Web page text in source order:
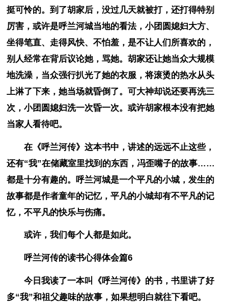
挺可怜的。到了胡家后，没过几天就被打，还打得特别
厉害，或许是呼兰河城当地的看法，小团圆媳妇大方、
坐得笔直、走得风快、不怕羞，是不让人们所喜欢的，
别人经常在背后议论她，骂她。胡家还让她当众大规模
地洗澡，当众强行扒光了她的衣服，将滚烫的热水从头
上淋了下来，她当场就昏倒了。可大神却说还要再洗三
次，小团圆媳妇洗一次昏一次。或许胡家根本没有把她
当家人看待吧。
在《呼兰河传》这本书中，讲述的远远不止这些，
还有“我”在储藏室里找到的东西，冯歪嘴子的故事……
都是十分有趣的。呼兰河城是一个平凡的小城，发生的
故事都是作者童年的记忆，平凡的小城却有不平凡的记
忆，不平凡的快乐与伤痛。
或许，我们每个人都是如此。
呼兰河传的读书心得体会篇6
今日我读了一本叫《呼兰河传》的书，书里讲了好
多“我”和祖父趣味的故事，如果想明白就往下看吧。